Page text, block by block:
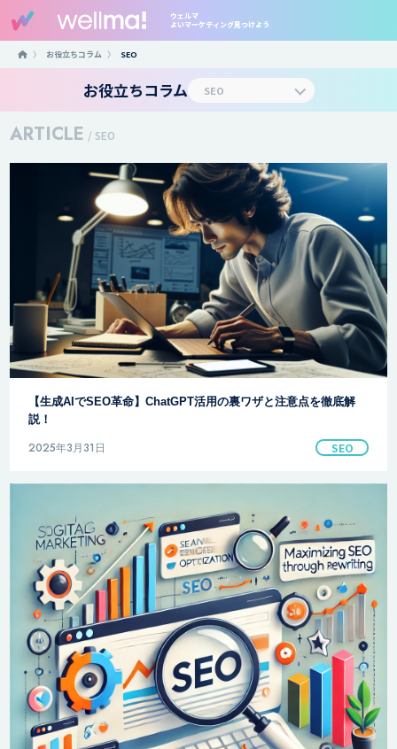
ウェルマ
よいマーケティング見つけよう
〉 お役立ちコラム 〉 SEO
お役立ちコラム
ARTICLE / SEO
【生成AIでSEO革命】ChatGPT活用の裏ワザと注意点を徹底解
説！
2025年3月31日 SEO